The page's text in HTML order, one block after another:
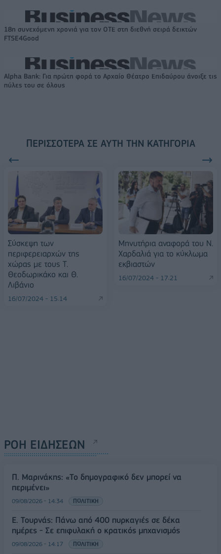
18η συνεχόμενη χρονιά για τον ΟΤΕ στη διεθνή σειρά δεικτών
FTSE4Good
Alpha Bank: Για πρώτη φορά το Αρχαίο Θέατρο Επιδαύρου άνοιξε τις
πύλες του σε όλους
ΠΕΡΙΣΣΌΤΕΡΑ ΣΕ ΑΥΤΉ ΤΗΝ ΚΑΤΗΓΟΡΊΑ
Σύσκεψη των
περιφερειαρχών της
χώρας με τους Τ.
Θεοδωρικάκο και Θ.
Λιβάνιο
16/07/2024 - 15:14
Μηνυτήρια αναφορά του Ν.
Χαρδαλιά για το κύκλωμα
εκβιαστών
16/07/2024 - 17:21
ΡΟΗ ΕΙΔΗΣΕΩΝ
Π. Μαρινάκης: «Το δημογραφικό δεν μπορεί να
περιμένει»
09/08/2026 - 14:34 ΠΟΛΙΤΙΚΗ
Ε. Τουρνάς: Πάνω από 400 πυρκαγιές σε δέκα
ημέρες - Σε επιφυλακή ο κρατικός μηχανισμός
09/08/2026 - 14:17 ΠΟΛΙΤΙΚΗ